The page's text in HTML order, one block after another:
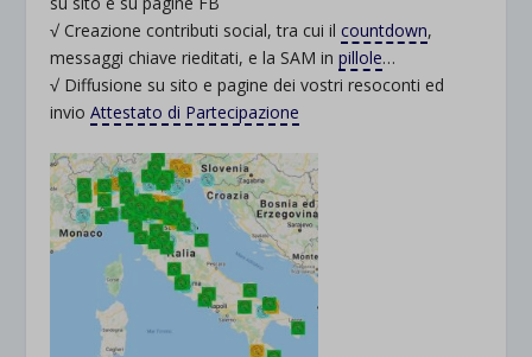
√ Creazione contributi social, tra cui ilcountdown,
messaggi chiave rieditati, e la SAM inpillole…
√ Diffusione su sito e pagine dei vostri resoconti ed
invioAttestato di Partecipazione